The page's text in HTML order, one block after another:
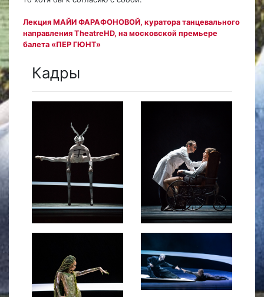
Лекция МАЙИ ФАРАФОНОВОЙ, куратора танцевального
направления TheatreHD, на московской премьере
балета «ПЕР ГЮНТ»
Кадры